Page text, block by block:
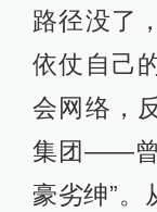
路径没了
依仗自己
会网络，
集团——曾
豪劣绅”。